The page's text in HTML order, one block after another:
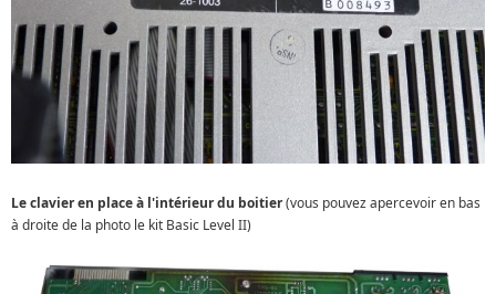
Le clavier en place à l'intérieur du boitier(vous pouvez apercevoir en bas
à droite de la photo le kit Basic Level II)